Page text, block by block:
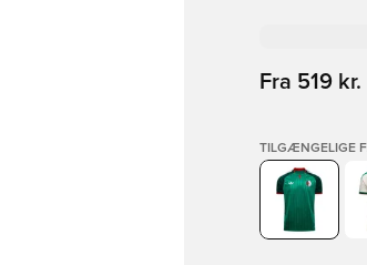
Fra 519 kr.
TILGÆNGELIGE